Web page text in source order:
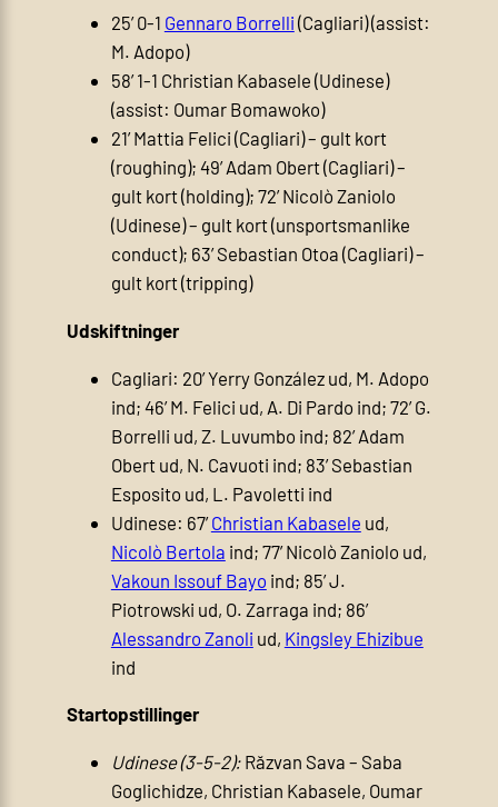
25’ 0-1 Gennaro Borrelli (Cagliari) (assist:
M. Adopo)
58’ 1-1 Christian Kabasele (Udinese)
(assist: Oumar Bomawoko)
21’ Mattia Felici (Cagliari) – gult kort
(roughing); 49’ Adam Obert (Cagliari) –
gult kort (holding); 72’ Nicolò Zaniolo
(Udinese) – gult kort (unsportsmanlike
conduct); 63’ Sebastian Otoa (Cagliari) –
gult kort (tripping)
Udskiftninger
Cagliari: 20’ Yerry González ud, M. Adopo
ind; 46’ M. Felici ud, A. Di Pardo ind; 72’ G.
Borrelli ud, Z. Luvumbo ind; 82’ Adam
Obert ud, N. Cavuoti ind; 83’ Sebastian
Esposito ud, L. Pavoletti ind
Udinese: 67’Christian Kabasele ud,
Nicolò Bertola ind; 77’ Nicolò Zaniolo ud,
Vakoun Issouf Bayo ind; 85’ J.
Piotrowski ud, O. Zarraga ind; 86’
Alessandro Zanoli ud, Kingsley Ehizibue
ind
Startopstillinger
Udinese (3-5-2):Răzvan Sava – Saba
Goglichidze, Christian Kabasele, Oumar